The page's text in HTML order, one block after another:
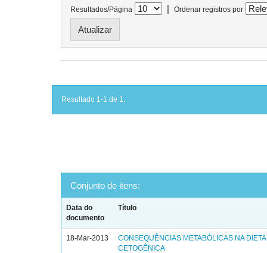
Resultados/Página | Ordenar registros por
Resultado 1-1 de 1.
Conjunto de itens:
Data do
documento
Título
18-Mar-2013
CONSEQUÊNCIAS METABÓLICAS NA DIETA
CETOGÊNICA